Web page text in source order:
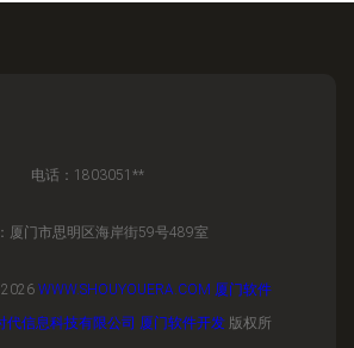
电话：1803051**
厦门市思明区海岸街59号489室
2026 WWW.SHOUYOUERA.COM 厦门软件
代信息科技有限公司 厦门软件开发版权所